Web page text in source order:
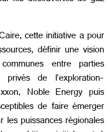
cette initiative a pour
définir une vision
entre parties
de l’exploration-
Noble Energy puis
de faire émerger
puissances régionales